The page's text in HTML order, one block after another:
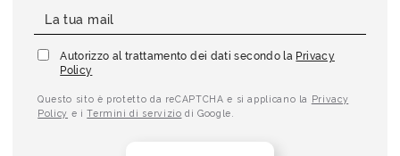
Autorizzo al trattamento dei dati secondo la Privacy
Policy
Questo sito è protetto da reCAPTCHA e si applicano la Privacy
Policy e iTermini di servizio di Google.